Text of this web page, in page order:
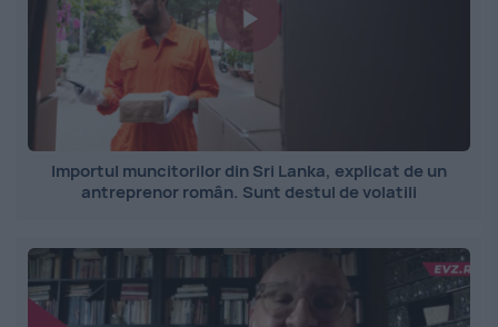
Importul muncitorilor din Sri Lanka, explicat de un
antreprenor român. Sunt destul de volatili